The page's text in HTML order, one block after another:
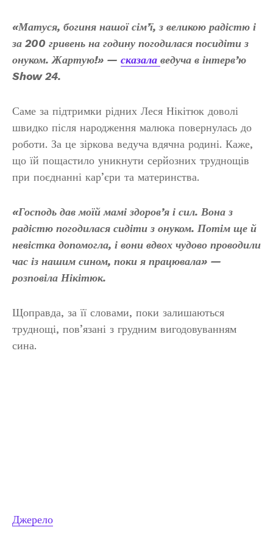
«Матуся, богиня нашої сім’ї, з великою радістю і
за 200 гривень на годину погодилася посидіти з
онуком. Жартую!» — сказала ведуча в інтерв’ю
Show 24.
Саме за підтримки рідних Леся Нікітюк доволі
швидко після народження малюка повернулась до
роботи. За це зіркова ведуча вдячна родині. Каже,
що їй пощастило уникнути серйозних труднощів
при поєднанні кар’єри та материнства.
«Господь дав моїй мамі здоров’я і сил. Вона з
радістю погодилася сидіти з онуком. Потім ще й
невістка допомогла, і вони вдвох чудово проводили
час із нашим сином, поки я працювала» —
розповіла Нікітюк.
Щоправда, за її словами, поки залишаються
труднощі, пов’язані з грудним вигодовуванням
сина.
Джерело